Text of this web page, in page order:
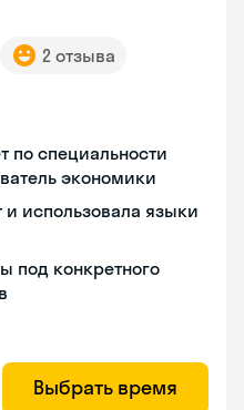
2 отзыва
по специальности
экономики
и использовала языки
под конкретного
Выбрать время